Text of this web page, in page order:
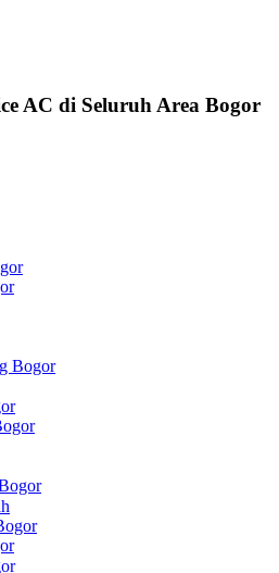
AC di Seluruh Area Bogor
Bogor